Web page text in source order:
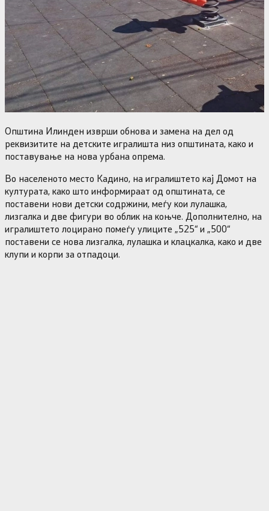
Општина Илинден изврши обнова и замена на дел од
реквизитите на детските игралишта низ општината, како и
поставување на нова урбана опрема.
Во населеното место Кадино, на игралиштето кај Домот на
културата, како што информираат од општината, се
поставени нови детски содржини, меѓу кои лулашка,
лизгалка и две фигури во облик на коњче. Дополнително, на
игралиштето лоцирано помеѓу улиците „525“ и „500“
поставени се нова лизгалка, лулашка и клацкалка, како и две
клупи и корпи за отпадоци.